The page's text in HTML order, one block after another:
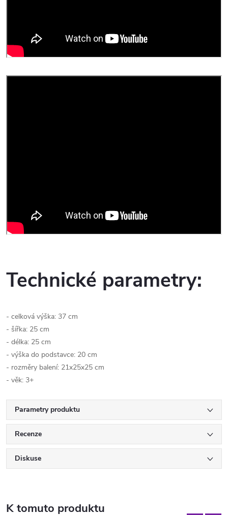
Technické parametry:
- celková výška: 37 cm
- šířka: 25 cm
- délka: 25 cm
- výška do podstavce: 20 cm
- rozměry balení: 21x25x25 cm
- věk: 3+
Parametry produktu
Recenze
Diskuse
K tomuto produktu